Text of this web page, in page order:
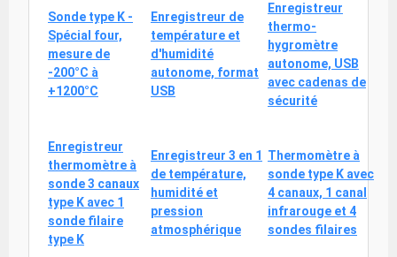
Sonde type K -
Spécial four,
mesure de
-200°C à
+1200°C
Enregistreur de
température et
d'humidité
autonome, format
USB
Enregistreur
thermo-
hygromètre
autonome, USB
avec cadenas de
sécurité
Enregistreur
thermomètre à
sonde 3 canaux
type K avec 1
sonde filaire
type K
Enregistreur 3 en 1
de température,
humidité et
pression
atmosphérique
Thermomètre à
sonde type K avec
4 canaux, 1 canal
infrarouge et 4
sondes filaires